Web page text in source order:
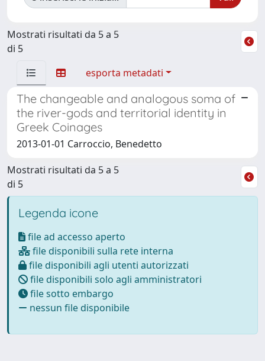
Mostrati risultati da 5 a 5
di 5
esporta metadati
The changeable and analogous soma of
the river-gods and territorial identity in
Greek Coinages
2013-01-01 Carroccio, Benedetto
Mostrati risultati da 5 a 5
di 5
Legenda icone
file ad accesso aperto
file disponibili sulla rete interna
file disponibili agli utenti autorizzati
file disponibili solo agli amministratori
file sotto embargo
nessun file disponibile